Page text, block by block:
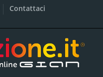
Contattaci